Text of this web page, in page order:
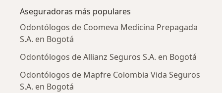
Aseguradoras más populares
Odontólogos de Coomeva Medicina Prepagada
S.A. en Bogotá
Odontólogos de Allianz Seguros S.A. en Bogotá
Odontólogos de Mapfre Colombia Vida Seguros
S.A. en Bogotá